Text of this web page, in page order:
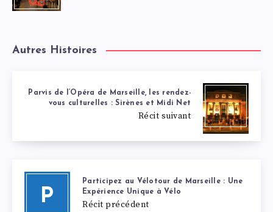
Autres Histoires
Parvis de l’Opéra de Marseille, les rendez-
vous culturelles : Sirènes et Midi Net
Récit suivant
P
Participez au Vélotour de Marseille : Une
Expérience Unique à Vélo
Récit précédent